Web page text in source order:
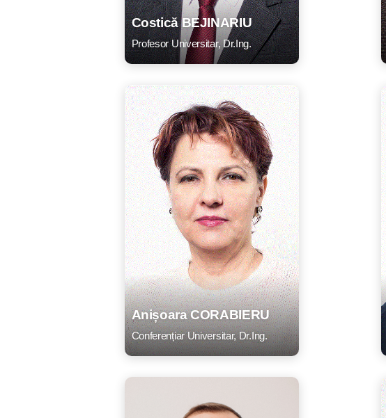
Costică BEJINARIU
Profesor Universitar, Dr.Ing.
CV Listă lucrări E-mail
Anișoara CORABIERU
Conferențiar Universitar, Dr.Ing.
CV Listă lucrări E-mail